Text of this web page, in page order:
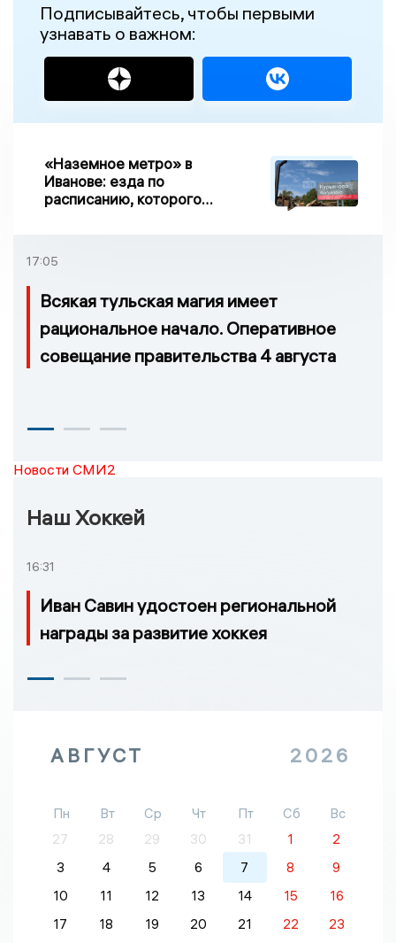
Подписывайтесь, чтобы первыми
узнавать о важном:
«Наземное метро» в
Иванове: езда по
расписанию, которого
17:05
Всякая тульская магия имеет
рациональное начало. Оперативное
совещание правительства 4 августа
Новости СМИ2
Наш Хоккей
16:31
Иван Савин удостоен региональной
награды за развитие хоккея
АВГУСТ 2026
Пн Вт Ср Чт Пт Сб
Вс
27
28 29 30 31 1
2
3
4 5 6 7 8
9
10
11 12 13 14 15
16
17
18 19 20 21 22
23